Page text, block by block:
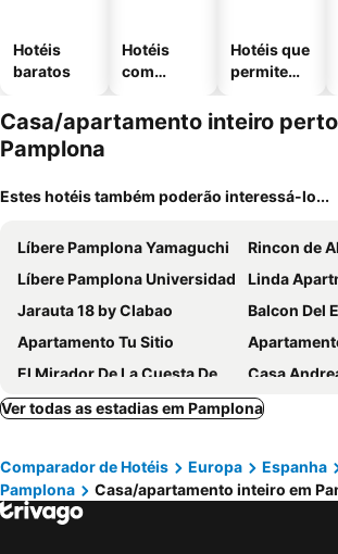
Hotéis
baratos
Hotéis
com
Hotéis que
permitem
Casa/apartamento inteiro
Pamplona
Estes hotéis também poderão interessá-lo...
Líbere Pamplona Yamaguchi
Rincon de
Líbere Pamplona Universidad
Linda
Jarauta 18 by Clabao
Balcon Del
Apartamento Tu Sitio
Apartamento
El Mirador De La Cuesta De Santo Domingo
Casa
Ver todas as estadias em Pamplona
Comparador de Hotéis Europa Espanha
Pamplona
Casa/apartamento inteiro em